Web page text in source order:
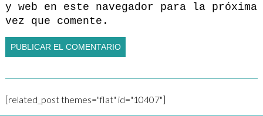
y web en este navegador para la próxima
vez que comente.
[related_post themes="flat" id="10407"]